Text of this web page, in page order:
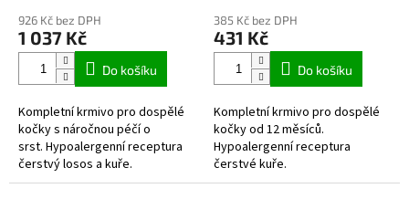
926 Kč bez DPH
1 037 Kč
Do košíku
Kompletní krmivo pro dospělé
kočky s náročnou péčí o
srst. Hypoalergenní receptura
čerstvý losos a kuře.
385 Kč bez DPH
431 Kč
Do košíku
Kompletní krmivo pro dospělé
kočky od 12 měsíců.
Hypoalergenní receptura
čerstvé kuře.